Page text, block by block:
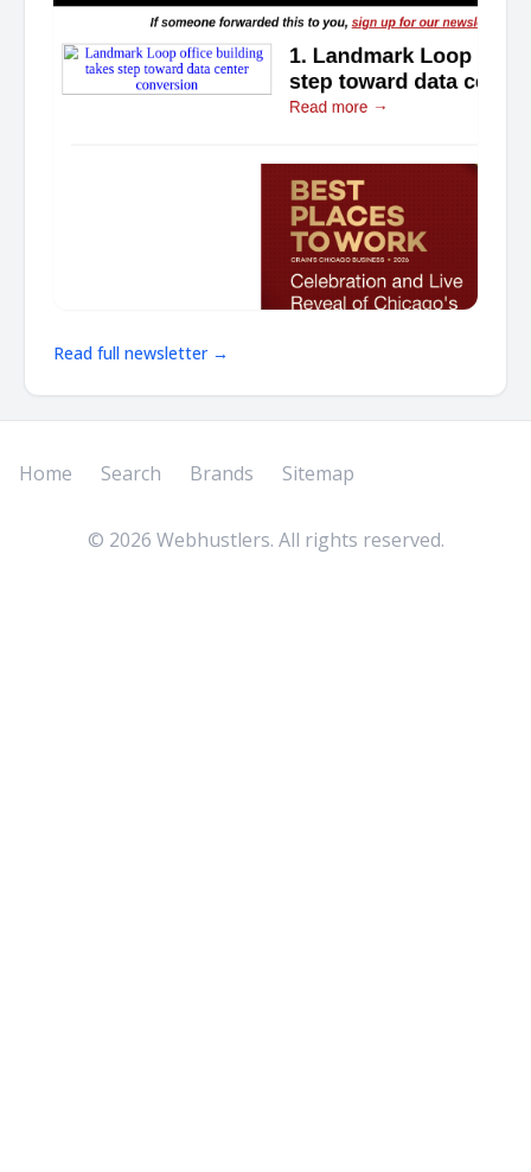
Read full newsletter →
Home Search Brands Sitemap
© 2026 Webhustlers. All rights reserved.